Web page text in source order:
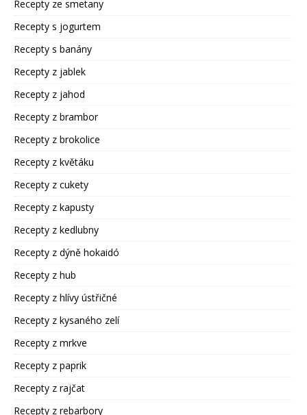
Recepty ze smetany
Recepty s jogurtem
Recepty s banány
Recepty z jablek
Recepty z jahod
Recepty z brambor
Recepty z brokolice
Recepty z květáku
Recepty z cukety
Recepty z kapusty
Recepty z kedlubny
Recepty z dýně hokaidó
Recepty z hub
Recepty z hlívy ústřičné
Recepty z kysaného zelí
Recepty z mrkve
Recepty z paprik
Recepty z rajčat
Recepty z rebarbory